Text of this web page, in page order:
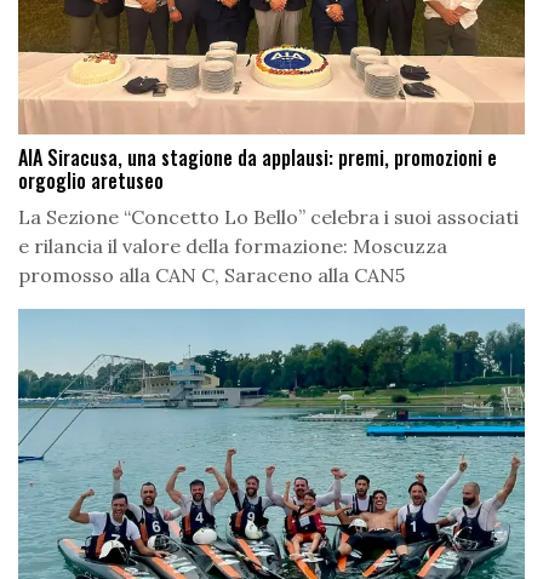
AIA Siracusa, una stagione da applausi: premi, promozioni e
orgoglio aretuseo
La Sezione “Concetto Lo Bello” celebra i suoi associati
e rilancia il valore della formazione: Moscuzza
promosso alla CAN C, Saraceno alla CAN5